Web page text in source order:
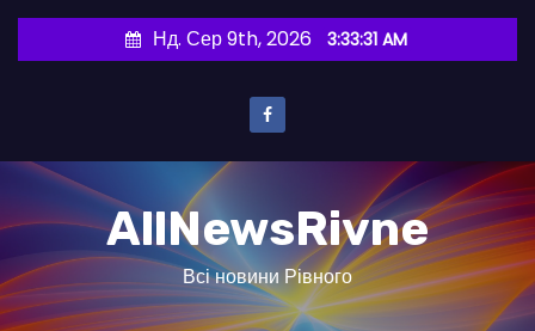
и
о
в
Нд. Сер 9th, 2026 3:33:32 AM
AllNewsRivne
Всі новини Рівного